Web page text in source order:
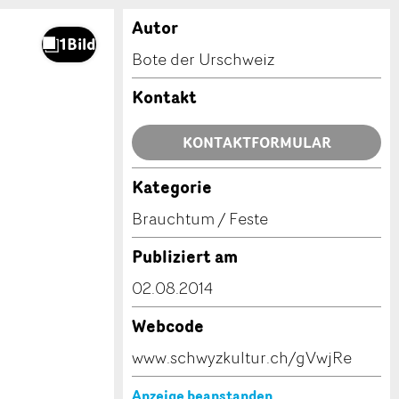
Autor
Bote der Urschweiz
Kontakt
KONTAKTFORMULAR
Kategorie
Brauchtum / Feste
Publiziert am
02.08.2014
Webcode
www.schwyzkultur.ch/gVwjRe